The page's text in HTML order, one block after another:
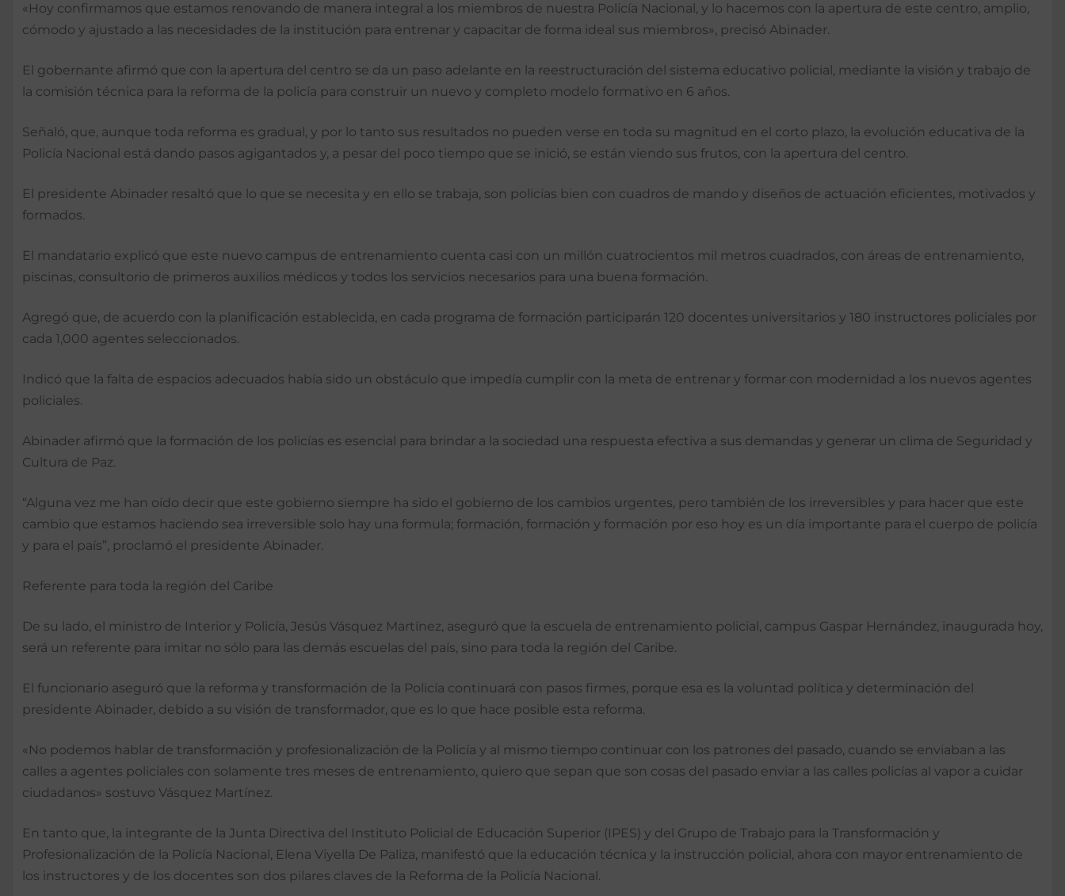
«Hoy confirmamos que estamos renovando de manera integral a los miembros de nuestra Policía Nacional, y lo hacemos con la apertura de este centro, amplio,
cómodo y ajustado a las necesidades de la institución para entrenar y capacitar de forma ideal sus miembros», precisó Abinader.
El gobernante afirmó que con la apertura del centro se da un paso adelante en la reestructuración del sistema educativo policial, mediante la visión y trabajo de
la comisión técnica para la reforma de la policía para construir un nuevo y completo modelo formativo en 6 años.
Señaló, que, aunque toda reforma es gradual, y por lo tanto sus resultados no pueden verse en toda su magnitud en el corto plazo, la evolución educativa de la
Policía Nacional está dando pasos agigantados y, a pesar del poco tiempo que se inició, se están viendo sus frutos, con la apertura del centro.
El presidente Abinader resaltó que lo que se necesita y en ello se trabaja, son policías bien con cuadros de mando y diseños de actuación eficientes, motivados y
formados.
El mandatario explicó que este nuevo campus de entrenamiento cuenta casi con un millón cuatrocientos mil metros cuadrados, con áreas de entrenamiento,
piscinas, consultorio de primeros auxilios médicos y todos los servicios necesarios para una buena formación.
Agregó que, de acuerdo con la planificación establecida, en cada programa de formación participarán 120 docentes universitarios y 180 instructores policiales por
cada 1,000 agentes seleccionados.
Indicó que la falta de espacios adecuados había sido un obstáculo que impedía cumplir con la meta de entrenar y formar con modernidad a los nuevos agentes
policiales.
Abinader afirmó que la formación de los policías es esencial para brindar a la sociedad una respuesta efectiva a sus demandas y generar un clima de Seguridad y
Cultura de Paz.
“Alguna vez me han oído decir que este gobierno siempre ha sido el gobierno de los cambios urgentes, pero también de los irreversibles y para hacer que este
cambio que estamos haciendo sea irreversible solo hay una formula; formación, formación y formación por eso hoy es un día importante para el cuerpo de policía
y para el país”, proclamó el presidente Abinader.
Referente para toda la región del Caribe
De su lado, el ministro de Interior y Policía, Jesús Vásquez Martínez, aseguró que la escuela de entrenamiento policial, campus Gaspar Hernández, inaugurada hoy,
será un referente para imitar no sólo para las demás escuelas del país, sino para toda la región del Caribe.
El funcionario aseguró que la reforma y transformación de la Policía continuará con pasos firmes, porque esa es la voluntad política y determinación del
presidente Abinader, debido a su visión de transformador, que es lo que hace posible esta reforma.
«No podemos hablar de transformación y profesionalización de la Policía y al mismo tiempo continuar con los patrones del pasado, cuando se enviaban a las
calles a agentes policiales con solamente tres meses de entrenamiento, quiero que sepan que son cosas del pasado enviar a las calles policías al vapor a cuidar
ciudadanos» sostuvo Vásquez Martínez.
En tanto que, la integrante de la Junta Directiva del Instituto Policial de Educación Superior (IPES) y del Grupo de Trabajo para la Transformación y
Profesionalización de la Policía Nacional, Elena Viyella De Paliza, manifestó que la educación técnica y la instrucción policial, ahora con mayor entrenamiento de
los instructores y de los docentes son dos pilares claves de la Reforma de la Policía Nacional.